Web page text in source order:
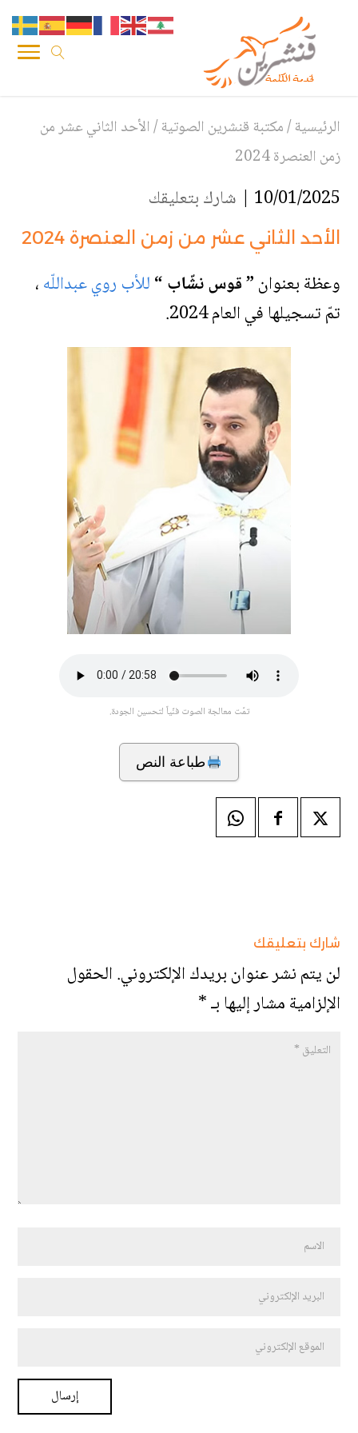
الرئيسية/مكتبة قنشرين الصوتية/الأحد الثاني عشر من
زمن العنصرة 2024
10/01/2025 | شارك بتعليقك
الأحد الثاني عشر من زمن العنصرة 2024
وعظة بعنوان” قوس نشّاب “للأب روي عبداللّه،
تمّ تسجيلها في العام 2024.
تمّت معالجة الصوت فنّياً لتحسين الجودة.
طباعة النص
شارك بتعليقك
لن يتم نشر عنوان بريدك الإلكتروني.الحقول
الإلزامية مشار إليها بـ*